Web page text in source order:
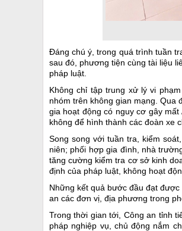
Đáng chú ý, trong quá trình tuần
sau đó, phương tiện cùng tài liệu
pháp luật.
Không chỉ tập trung xử lý vi
nhóm trên không gian mạng. Qua
gia hoạt động có nguy cơ gây
không để hình thành các đoàn xe
Song song với tuần tra, kiểm
niên; phối hợp gia đình, nhà
tăng cường kiểm tra cơ sở kinh
định của pháp luật, không hoạt
Những kết quả bước đầu đạt
an các đơn vị, địa phương trong
Trong thời gian tới, Công an tỉnh
pháp nghiệp vụ, chủ động nắm